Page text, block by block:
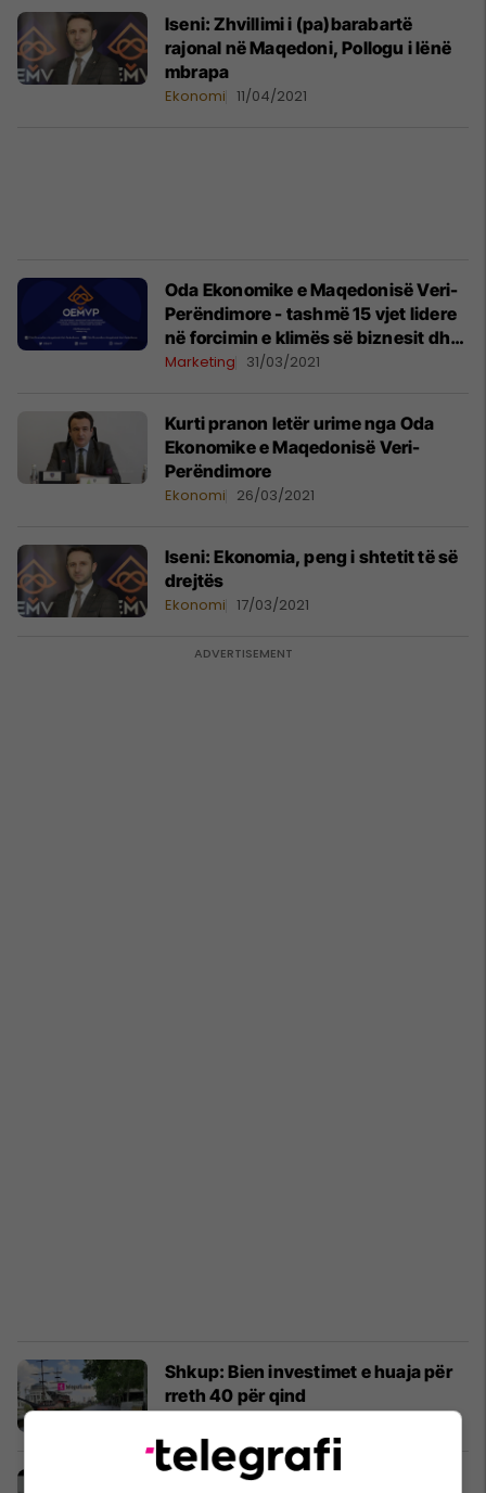
Iseni: Zhvillimi i (pa)barabartë
rajonal në Maqedoni, Pollogu i lënë
mbrapa
Ekonomi 11/04/2021
Oda Ekonomike e Maqedonisë Veri-
Perëndimore - tashmë 15 vjet lidere
në forcimin e klimës së biznesit dhe
mbrojtjen e interesave të biznesit
Marketing 31/03/2021
Kurti pranon letër urime nga Oda
Ekonomike e Maqedonisë Veri-
Perëndimore
Ekonomi 26/03/2021
Iseni: Ekonomia, peng i shtetit të së
drejtës
Ekonomi 17/03/2021
Shkup: Bien investimet e huaja për
rreth 40 për qind
Pakot e Qeverisë nuk e kanë